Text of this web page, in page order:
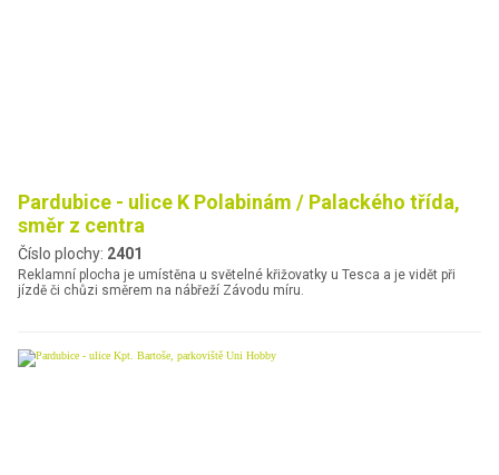
Pardubice - ulice K Polabinám / Palackého třída,
směr z centra
Číslo plochy: 2401
Reklamní plocha je umístěna u světelné křižovatky u Tesca a je vidět při
jízdě či chůzi směrem na nábřeží Závodu míru.